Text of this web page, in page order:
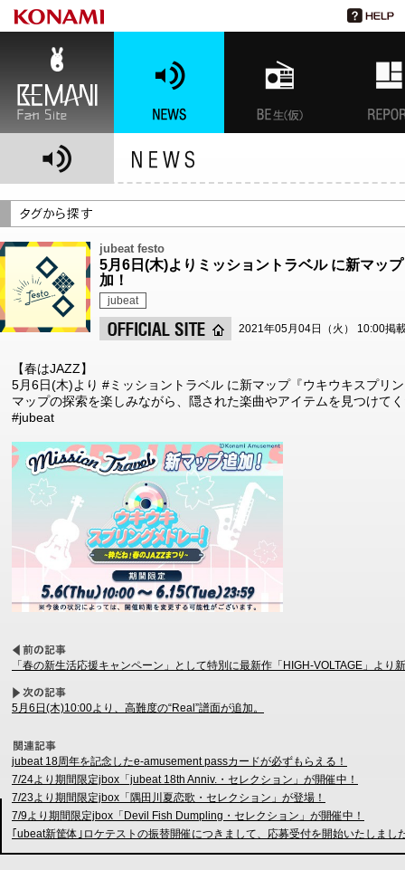
jubeat festo
5月6日(木)よりミッショントラベル に新マッ
加！
jubeat
2021年05月04日（火） 10:00掲
【春はJAZZ】
5月6日(木)より #ミッショントラベル に新マップ『ウキウキスプリ
マップの探索を楽しみながら、隠された楽曲やアイテムを見つけて
#jubeat
「春の新生活応援キャンペーン」として特別に最新作「HIGH-VOLTAGE」より
5月6日(木)10:00より、高難度の“Real”譜面が追加。
jubeat 18周年を記念したe-amusement passカードが必ずもらえる！
7/24より期間限定jbox「jubeat 18th Anniv.・セレクション」が開催中！
7/23より期間限定jbox「隅田川夏恋歌・セレクション」が登場！
7/9より期間限定jbox「Devil Fish Dumpling・セレクション」が開催中！
｢ubeat新筐体｣ロケテストの振替開催につきまして、応募受付を開始いたしまし